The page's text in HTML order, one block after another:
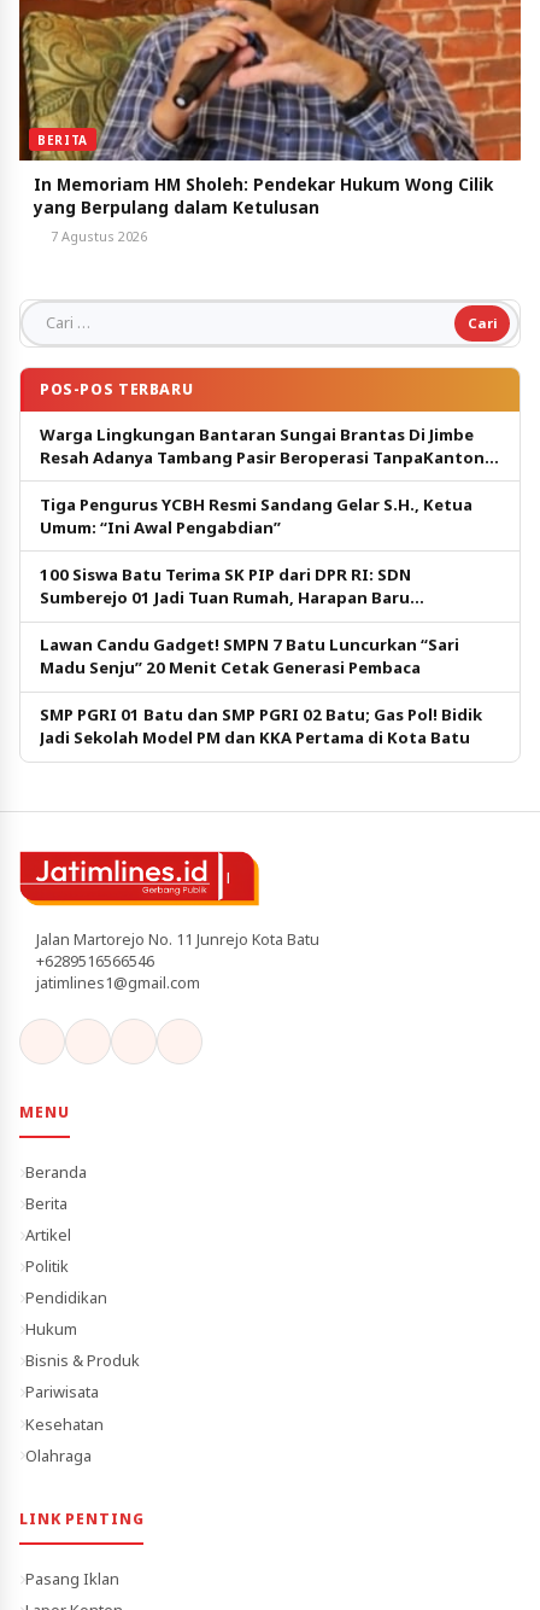
BERITA
In Memoriam HM Sholeh: Pendekar Hukum Wong Cilik
yang Berpulang dalam Ketulusan
7 Agustus 2026
Cari untuk:
POS-POS TERBARU
Warga Lingkungan Bantaran Sungai Brantas Di Jimbe
Resah Adanya Tambang Pasir Beroperasi TanpaKantongi
Izin.
Tiga Pengurus YCBH Resmi Sandang Gelar S.H., Ketua
Umum: “Ini Awal Pengabdian”
100 Siswa Batu Terima SK PIP dari DPR RI: SDN
Sumberejo 01 Jadi Tuan Rumah, Harapan Baru
Pendidikan Gratis
Lawan Candu Gadget! SMPN 7 Batu Luncurkan “Sari
Madu Senju” 20 Menit Cetak Generasi Pembaca
SMP PGRI 01 Batu dan SMP PGRI 02 Batu; Gas Pol! Bidik
Jadi Sekolah Model PM dan KKA Pertama di Kota Batu
Jalan Martorejo No. 11 Junrejo Kota Batu
+6289516566546
jatimlines1@gmail.com
MENU
Beranda
Berita
Artikel
Politik
Pendidikan
Hukum
Bisnis & Produk
Pariwisata
Kesehatan
Olahraga
LINK PENTING
Pasang Iklan